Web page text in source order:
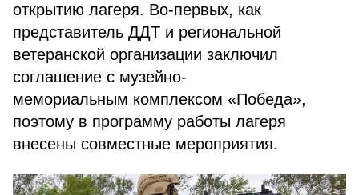
открытию лагеря. Во-первых, как
представитель ДДТ и региональной
ветеранской организации заключил
соглашение с музейно-
мемориальным комплексом «Победа»,
поэтому в программу работы лагеря
внесены совместные мероприятия.